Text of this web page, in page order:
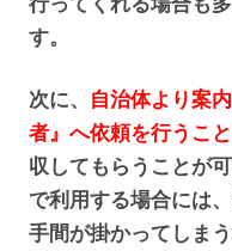
す。
次に、
自治体より案
者』へ依頼を行うこと
収してもらうことが
で利用する場合には
手間が掛かってしま